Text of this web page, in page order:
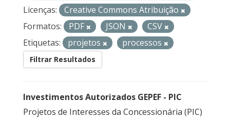
Licenças:
Creative Commons Atribuição
Formatos:
PDF JSON
CSV
Etiquetas:
projetos processos
Filtrar Resultados
Investimentos Autorizados GEPEF - PIC
Projetos de Interesses da Concessionária (PIC)